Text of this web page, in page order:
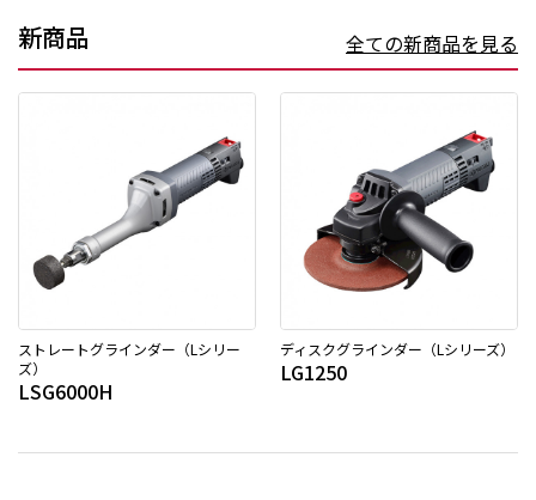
新商品 全ての新商品を見る
ストレートグラインダー（Lシリー
ズ）
LSG6000H
ディスクグラインダー（Lシリーズ）
LG1250